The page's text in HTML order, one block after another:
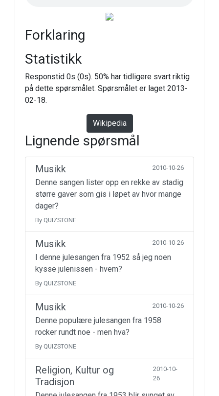
Forklaring
Statistikk
Responstid 0s (0s). 50% har tidligere svart riktig
på dette spørsmålet. Spørsmålet er laget 2013-
02-18.
Wikipedia
Lignende spørsmål
Musikk 2010-10-26
Denne sangen lister opp en rekke av stadig
større gaver som gis i løpet av hvor mange
dager?
By QUIZSTONE
Musikk 2010-10-26
I denne julesangen fra 1952 så jeg noen
kysse julenissen - hvem?
By QUIZSTONE
Musikk 2010-10-26
Denne populære julesangen fra 1958
rocker rundt noe - men hva?
By QUIZSTONE
Religion, Kultur og
Tradisjon
2010-10-
26